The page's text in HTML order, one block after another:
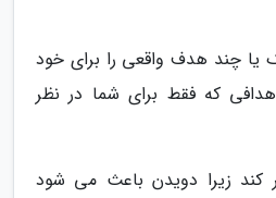
یا چند هدف واقعی را برای خود
که فقط برای شما در نظر
کند زیرا دویدن باعث می شود